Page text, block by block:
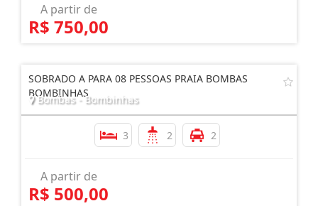
A partir de
R$ 750,00
SOBRADO A PARA 08 PESSOAS PRAIA BOMBAS
BOMBINHAS
Bombas - Bombinhas
3 2 2
A partir de
R$ 500,00